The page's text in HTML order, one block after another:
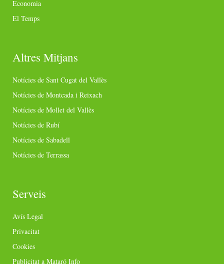
Economia
El Temps
Altres Mitjans
Notícies de Sant Cugat del Vallès
Notícies de Montcada i Reixach
Notícies de Mollet del Vallès
Notícies de Rubí
Notícies de Sabadell
Notícies de Terrassa
Serveis
Avís Legal
Privacitat
Cookies
Publicitat a Mataró Info